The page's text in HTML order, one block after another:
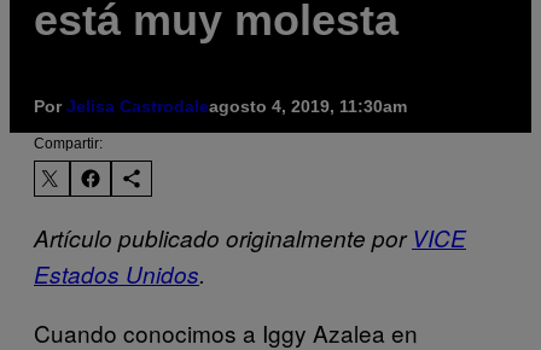
está muy molesta
PorJelisa Castrodaleagosto 4, 2019, 11:30am
Compartir:
Artículo publicado originalmente porVICE
Estados Unidos.
Cuando conocimos a Iggy Azalea en